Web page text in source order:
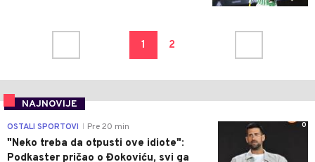
1 2
NAJNOVIJE
0
OSTALI SPORTOVI Pre 20 min
"Neko treba da otpusti ove idiote":
Podkaster pričao o Đokoviću, svi ga